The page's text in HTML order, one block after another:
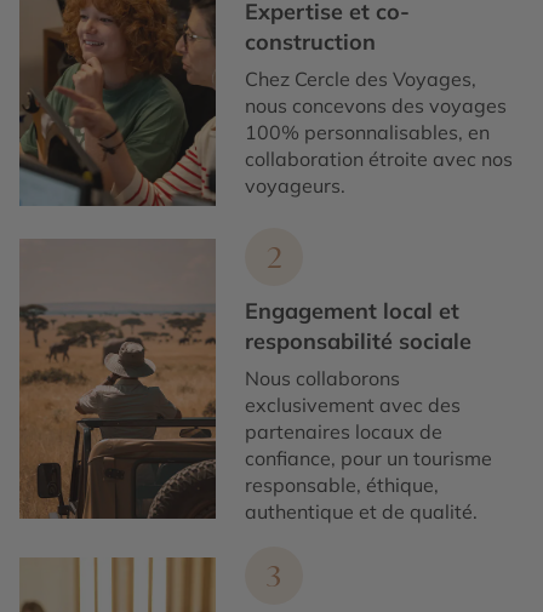
Expertise et co-
construction
Chez Cercle des Voyages,
nous concevons des voyages
100% personnalisables, en
collaboration étroite avec nos
voyageurs.
2
Engagement local et
responsabilité sociale
Nous collaborons
exclusivement avec des
partenaires locaux de
confiance, pour un tourisme
responsable, éthique,
authentique et de qualité.
3